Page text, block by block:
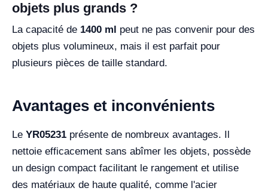
objets plus grands ?
La capacité de 1400 ml peut ne pas convenir pour des
objets plus volumineux, mais il est parfait pour
plusieurs pièces de taille standard.
Avantages et inconvénients
Le YR05231 présente de nombreux avantages. Il
nettoie efficacement sans abîmer les objets, possède
un design compact facilitant le rangement et utilise
des matériaux de haute qualité, comme l'acier